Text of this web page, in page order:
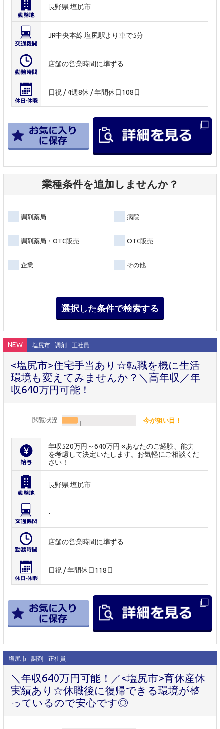
長野県 塩尻市
JR中央本線 塩尻駅より車で5分
店舗の営業時間に準ずる
日祝 / 4週8休 / 年間休日108日
業種条件を追加しませんか？
調剤薬局 病院
調剤薬局・OTC販売 OTC販売
企業 その他
NEW 塩尻市 調剤 正社員
<塩尻市>住宅手当あり☆転職を機に生活
環境も変えてみませんか？＼高年収／年
収640万円可能！
閲覧状況 今が狙い目！
年収520万円～640万円 ※あなたのご経験、能力
を考慮して決定いたします。お気軽にご相談くだ
さい！
長野県 塩尻市
-
店舗の営業時間に準ずる
日祝 / 年間休日118日
塩尻市 調剤 正社員
＼年収640万円可能！／<塩尻市>育休産休
実績あり☆休職後に復帰できる環境が整
っているので安心です◎